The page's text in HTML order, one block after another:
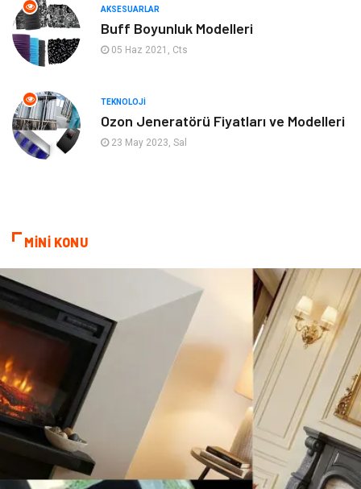
Mobilya
Gayrimenkul
Ev İşleri
Astroloji
Cam sosyal
Kına Gecesi genel blog
Sigorta Veteriner
kadınlar ve takı
Spor Malzemeleri
AKSESUARLAR
Buff Boyunluk Modelleri
05 Haz 2021, Cts
TEKNOLOJI
Ozon Jeneratörü Fiyatları ve Modelleri
23 May 2023, Sal
MİNİ KONU